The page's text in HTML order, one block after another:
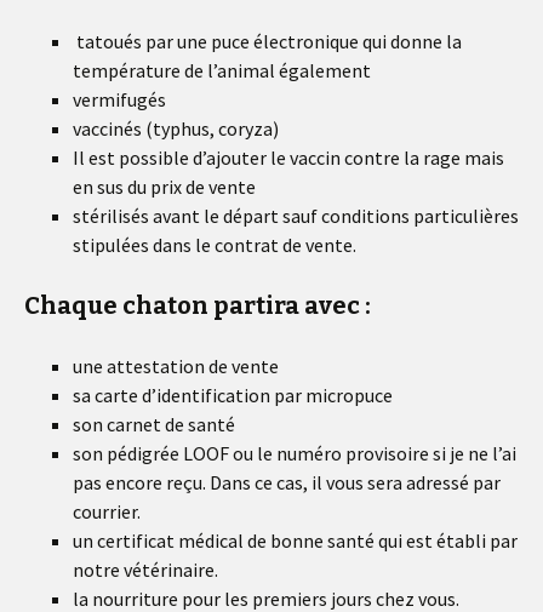
tatoués par une puce électronique qui donne la
température de l’animal également
vermifugés
vaccinés (typhus, coryza)
Il est possible d’ajouter le vaccin contre la rage mais
en sus du prix de vente
stérilisés avant le départ sauf conditions particulières
stipulées dans le contrat de vente.
Chaque chaton partira avec :
une attestation de vente
sa carte d’identification par micropuce
son carnet de santé
son pédigrée LOOF ou le numéro provisoire si je ne l’ai
pas encore reçu. Dans ce cas, il vous sera adressé par
courrier.
un certificat médical de bonne santé qui est établi par
notre vétérinaire.
la nourriture pour les premiers jours chez vous.